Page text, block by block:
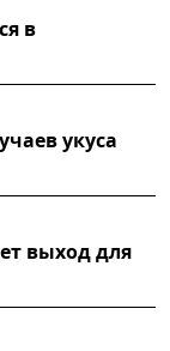
в
укуса
выход для